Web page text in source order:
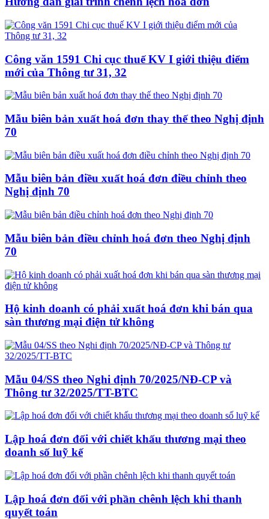
Công văn 1591 Chi cục thuế KV I giới thiệu điểm
mới của Thông tư 31, 32
Mẫu biên bản xuất hoá đơn thay thế theo Nghị định
70
Mẫu biên bản điều xuất hoá đơn điều chỉnh theo
Nghị định 70
Mẫu biên bản điều chỉnh hoá đơn theo Nghị định
70
Hộ kinh doanh có phải xuất hoá đơn khi bán qua
sàn thương mại điện tử không
Mẫu 04/SS theo Nghi định 70/2025/NĐ-CP và
Thông tư 32/2025/TT-BTC
Lập hoá đơn đối với chiết khấu thương mại theo
doanh số luỹ kế
Lập hoá đơn đối với phần chênh lệch khi thanh
quyết toán